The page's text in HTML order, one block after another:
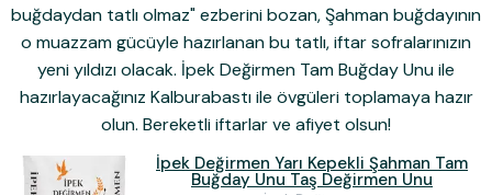
buğdaydan tatlı olmaz" ezberini bozan, Şahman buğdayının
o muazzam gücüyle hazırlanan bu tatlı, iftar sofralarınızın
yeni yıldızı olacak. İpek Değirmen Tam Buğday Unuile
hazırlayacağınız Kalburabastı ile övgüleri toplamaya hazır
olun. Bereketli iftarlar ve afiyet olsun!
İpek Değirmen Yarı Kepekli Şahman Tam
Buğday Unu Taş Değirmen Unu